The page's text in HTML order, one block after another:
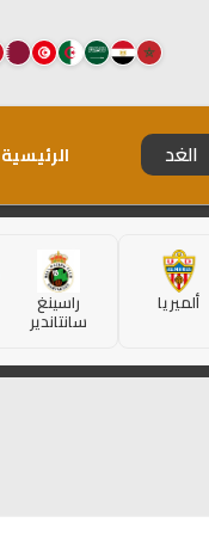
الغد الرئيسية
ألميريا راسينغ
سانتاندير